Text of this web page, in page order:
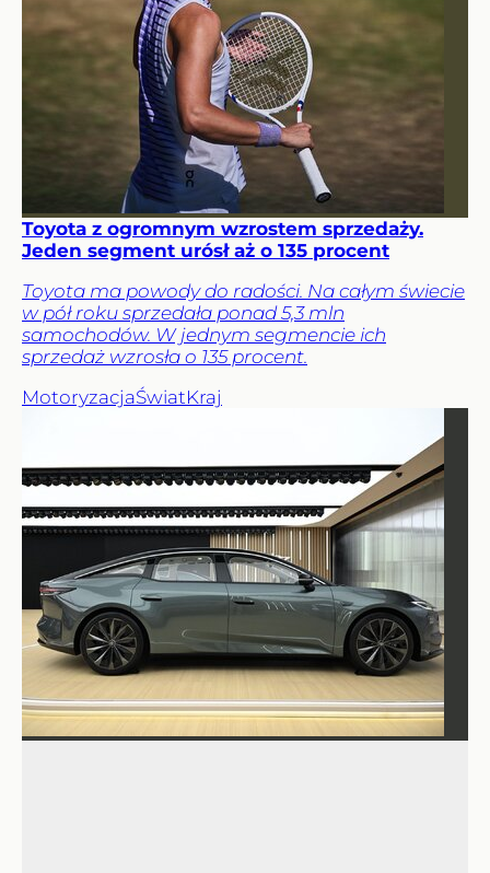
Toyota z ogromnym wzrostem sprzedaży.
Jeden segment urósł aż o 135 procent
Toyota ma powody do radości. Na całym świecie
w pół roku sprzedała ponad 5,3 mln
samochodów. W jednym segmencie ich
sprzedaż wzrosła o 135 procent.
MotoryzacjaŚwiatKraj